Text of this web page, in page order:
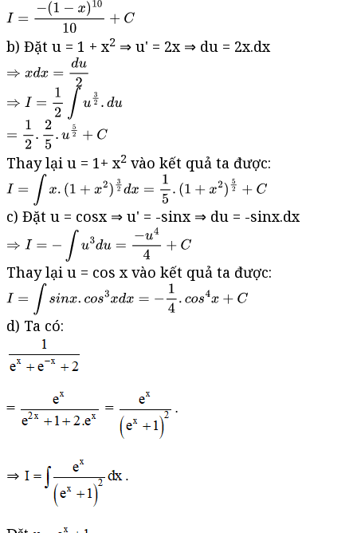
b) Đặt u = 1 + x2 ⇒ u' = 2x ⇒ du = 2x.dx
Thay lại u = 1+ x2 vào kết quả ta được:
c) Đặt u = cosx ⇒ u' = -sinx ⇒ du = -sinx.dx
Thay lại u = cos x vào kết quả ta được:
d) Ta có: